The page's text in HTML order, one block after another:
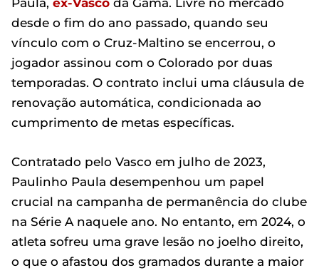
desde o fim do ano passado, quando seu
vínculo com o Cruz-Maltino se encerrou, o
jogador assinou com o Colorado por duas
temporadas. O contrato inclui uma cláusula de
renovação automática, condicionada ao
cumprimento de metas específicas.
Contratado pelo Vasco em julho de 2023,
Paulinho Paula desempenhou um papel
crucial na campanha de permanência do clube
na Série A naquele ano. No entanto, em 2024, o
atleta sofreu uma grave lesão no joelho direito,
o que o afastou dos gramados durante a maior